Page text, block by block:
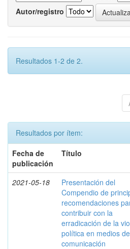
Autor/registro
Resultados 1-2 de 2.
Resultados por ítem:
Fecha de
publicación
Título
2021-05-18
Presentación del
Compendio de
recomendaciones
contribuir con la
erradicación de la
política en medios de
comunicación